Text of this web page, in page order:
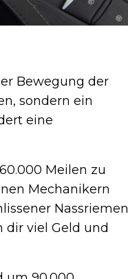
Bewegung der
sondern ein
eine
Meilen zu
Mechanikern
Nassriemen
dir viel Geld und